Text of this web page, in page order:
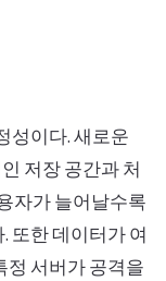
성이다. 새로운
저장 공간과 처
자가 늘어날수록
또한 데이터가 여
정 서버가 공격을